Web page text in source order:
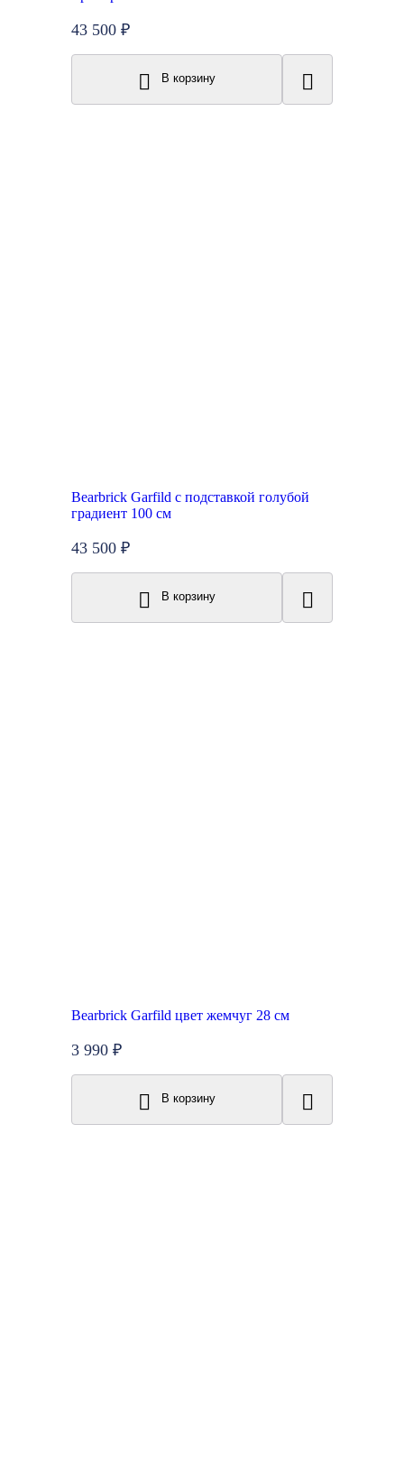
43 500 ₽
В корзину
Bearbrick Garfild с подставкой голубой
градиент 100 см
43 500 ₽
В корзину
Bearbrick Garfild цвет жемчуг 28 см
3 990 ₽
В корзину